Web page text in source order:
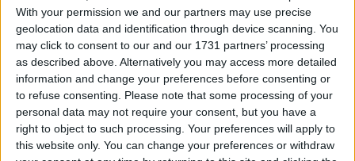
With your permission we and our partners may use precise
geolocation data and identification through device scanning. You
may click to consent to our and our 1731 partners’ processing
as described above. Alternatively you may access more detailed
information and change your preferences before consenting or
to refuse consenting.
Please note that some processing of your
personal data may not require your consent, but you have a
right to object to such processing. Your preferences will apply to
this website only. You can change your preferences or withdraw